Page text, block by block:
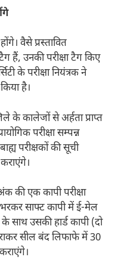
वैसे प्रस्तावित
हैं, उनकी परीक्षा टैग किए
के परीक्षा नियंत्रक ने
है।
के कालेजों से अर्हता प्राप्त
परीक्षा सम्पन्न
परीक्षकों की सूची
अंक की एक कापी परीक्षा
साफ्ट कापी में ई-मेल
साथ उसकी हार्ड कापी (दो
सील बंद लिफाफे में 30